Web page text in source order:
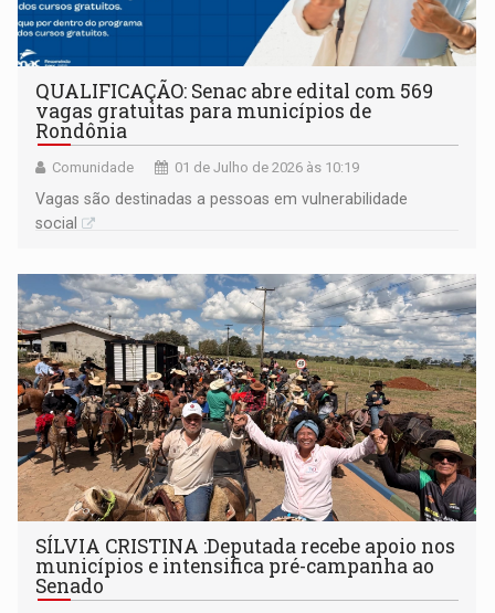
QUALIFICAÇÃO: Senac abre edital com 569
vagas gratuitas para municípios de
Rondônia
Comunidade 01 de Julho de 2026 às 10:19
Vagas são destinadas a pessoas em vulnerabilidade
social
SÍLVIA CRISTINA :Deputada recebe apoio nos
municípios e intensifica pré-campanha ao
Senado